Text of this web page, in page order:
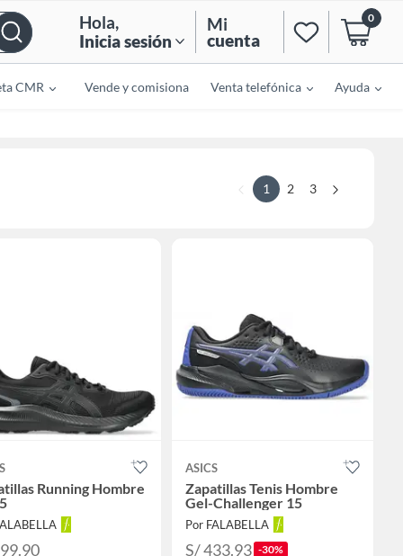
Hola,
Inicia sesión
Mi
cuenta
0
CMR Vende y comisiona Venta telefónica Ayuda
1 2 3
Running Hombre
ASICS
Zapatillas Tenis Hombre
Gel-Challenger 15
Por FALABELLA
S/ 433.93 -30%